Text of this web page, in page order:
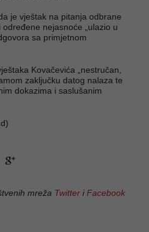
je vještak na pitanja odbrane
nejasnoće „ulazio u
sa primjetnom
Kovačevića „nestručan,
zaključku datog nalaza te
dokazima i saslušanim
mreža Twitter iFacebook